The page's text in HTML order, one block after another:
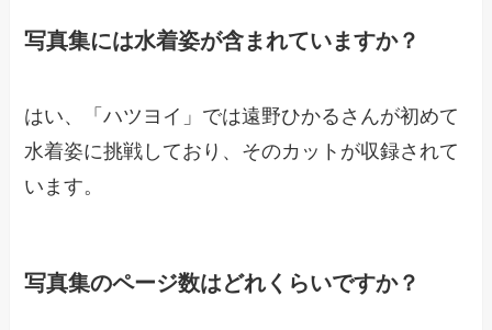
写真集には水着姿が含まれていますか？
はい、「ハツヨイ」では遠野ひかるさんが初めて
水着姿に挑戦しており、そのカットが収録されて
います。
写真集のページ数はどれくらいですか？